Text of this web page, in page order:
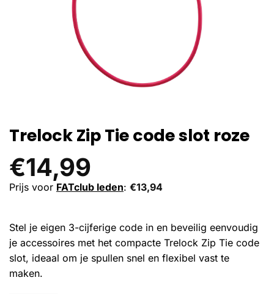
Trelock Zip Tie code slot roze
€14,99
Prijs voor FATclub leden: €13,94
Stel je eigen 3-cijferige code in en beveilig eenvoudig
je accessoires met het compacte Trelock Zip Tie code
slot, ideaal om je spullen snel en flexibel vast te
maken.